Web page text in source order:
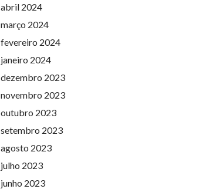
abril 2024
março 2024
fevereiro 2024
janeiro 2024
dezembro 2023
novembro 2023
outubro 2023
setembro 2023
agosto 2023
julho 2023
junho 2023